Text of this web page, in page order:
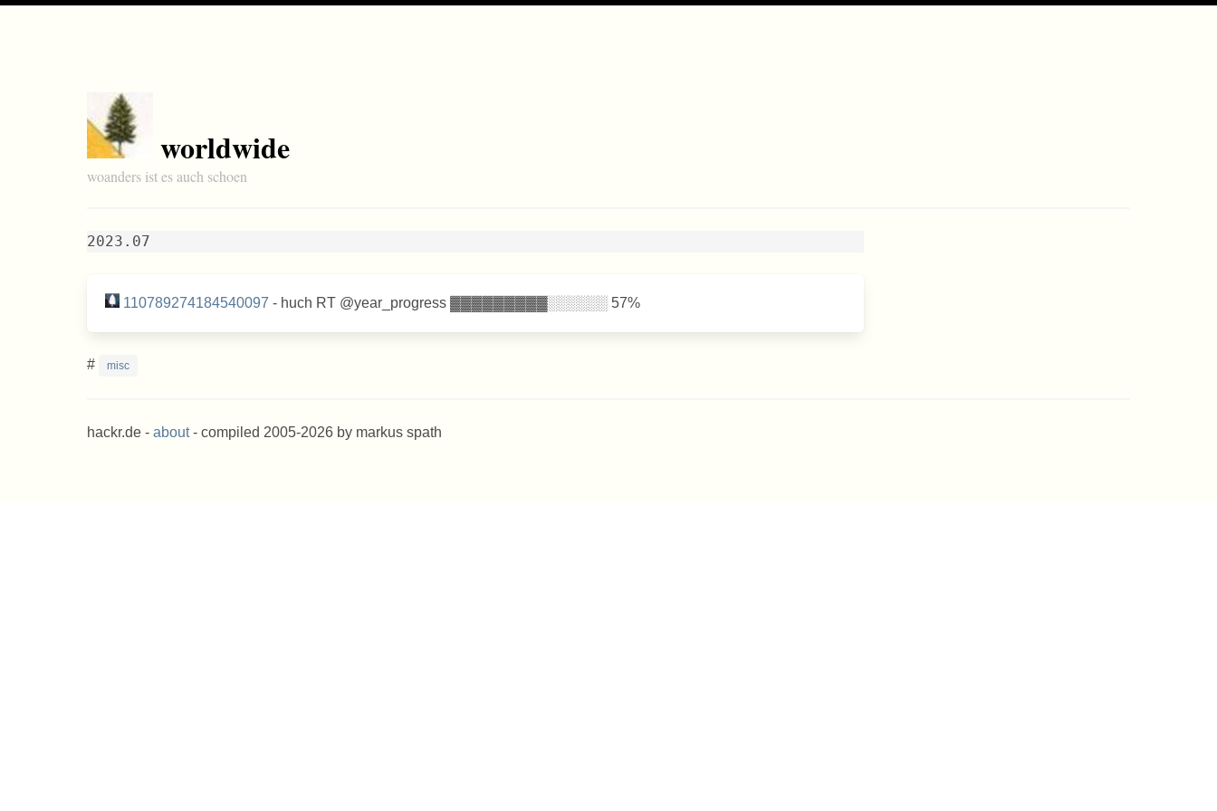
worldwide
woanders ist es auch schoen
2023.07
110789274184540097 - huch RT @year_progress ▓▓▓▓▓▓▓▓▓░░░░░░ 57%
# misc
hackr.de - about- compiled 2005-2026 by markus spath